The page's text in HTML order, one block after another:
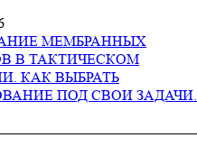
МЕМБРАННЫХ
В ТАКТИЧЕСКОМ
КАК ВЫБРАТЬ
ПОД СВОИ ЗАДАЧИ.